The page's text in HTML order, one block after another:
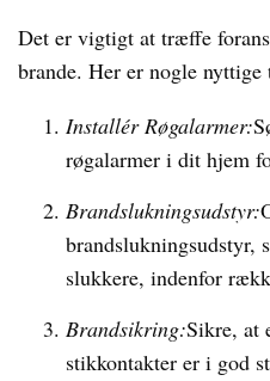
Det er vigtigt at træffe
brande. Her er nogle nyttige
Installér Røgalarmer:
røgalarmer i dit hjem
Brandslukningsudstyr:
brandslukningsudstyr,
slukkere, indenfor
Brandsikring:Sikre, at
stikkontakter er i god